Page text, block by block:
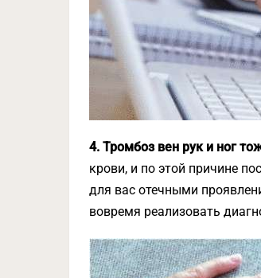
4. Тромбоз вен рук и ног
крови, и по этой причине
для вас отечными
вовремя реализовать